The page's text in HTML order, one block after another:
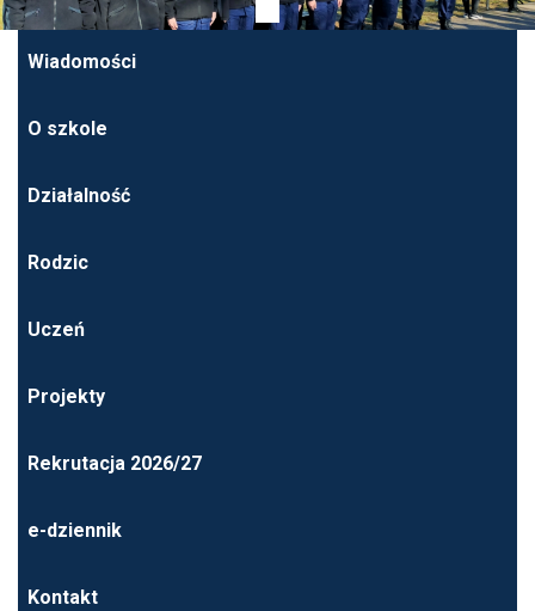
Wiadomości
O szkole
Działalność
Rodzic
Uczeń
Projekty
Rekrutacja 2026/27
e-dziennik
Kontakt